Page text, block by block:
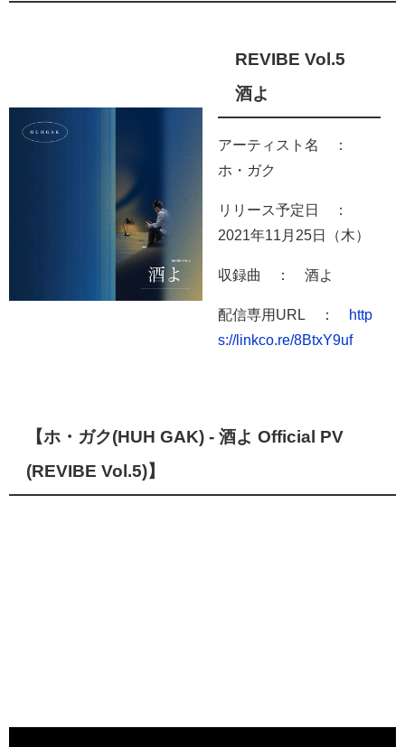
REVIBE Vol.5
酒よ
アーティスト名 ：
ホ・ガク
リリース予定日 ：
2021年11月25日（木）
収録曲 ： 酒よ
配信専用URL ：
http
s://linkco.re/8BtxY9uf
【ホ・ガク(HUH GAK) - 酒よ Official PV
(REVIBE Vol.5)】